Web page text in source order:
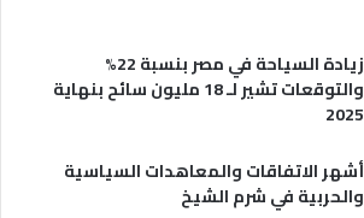
زيادة السياحة في مصر بنسبة 22%
والتوقعات تشير لـ 18 مليون سائح بنهاية
2025
أشهر الاتفاقات والمعاهدات السياسية
والحربية في شرم الشيخ